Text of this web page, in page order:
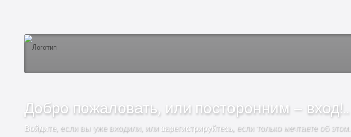
Добро пожаловать, или посторонним – вход!..
Войдите, если вы уже входили, или зарегистрируйтесь, если только мечтаете об этом.